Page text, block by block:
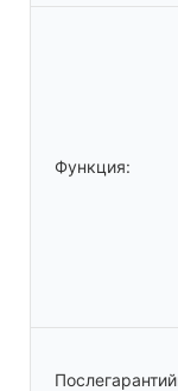
Функция: